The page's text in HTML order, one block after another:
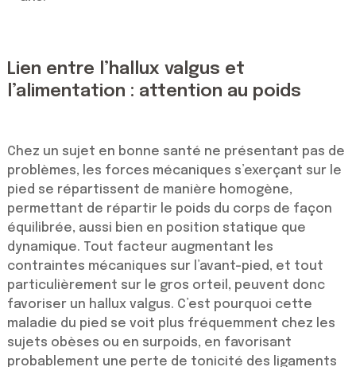
Lien entre l’hallux valgus et
l’alimentation : attention au poids
Chez un sujet en bonne santé ne présentant pas de
problèmes, les forces mécaniques s’exerçant sur le
pied se répartissent de manière homogène,
permettant de répartir le poids du corps de façon
équilibrée, aussi bien en position statique que
dynamique. Tout facteur augmentant les
contraintes mécaniques sur l’avant-pied, et tout
particulièrement sur le gros orteil, peuvent donc
favoriser un hallux valgus. C’est pourquoi cette
maladie du pied se voit plus fréquemment chez les
sujets obèses ou en surpoids, en favorisant
probablement une perte de tonicité des ligaments